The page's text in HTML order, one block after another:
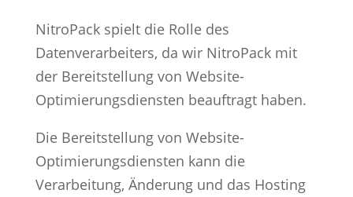
NitroPack spielt die Rolle des
Datenverarbeiters, da wir NitroPack mit
der Bereitstellung von Website-
Optimierungsdiensten beauftragt haben.
Die Bereitstellung von Website-
Optimierungsdiensten kann die
Verarbeitung, Änderung und das Hosting